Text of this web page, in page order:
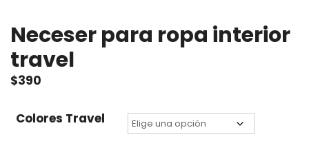
Neceser para ropa interior
travel
$390
Colores Travel